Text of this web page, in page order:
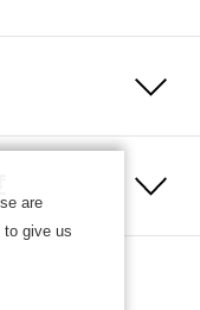
are
to give us